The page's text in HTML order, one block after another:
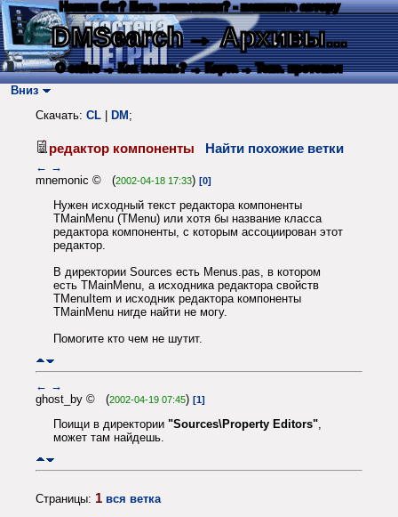
Нашли баг? Есть пожелания? - напишите автору
DMSearch→ Архивы...
О сайте → Как искать? → Карта → Текс. протокол
Вниз
Скачать: CL DM ;
редактор компоненты Найти похожие ветки
← →
mnemonic © (2002-04-18 17:33) [0]
Нужен исходный текст редактора компоненты
TMainMenu (TMenu) или хотя бы название класса
редактора компоненты, с которым ассоциирован этот
редактор.
В директории Sources есть Menus.pas, в котором
есть TMainMenu, а исходника редактора свойств
TMenuItem и исходник редактора компоненты
TMainMenu нигде найти не могу.
Помогите кто чем не шутит.
← →
ghost_by © (2002-04-19 07:45) [1]
Поищи в директории "Sources\Property Editors",
может там найдешь.
Страницы: 1 вся ветка